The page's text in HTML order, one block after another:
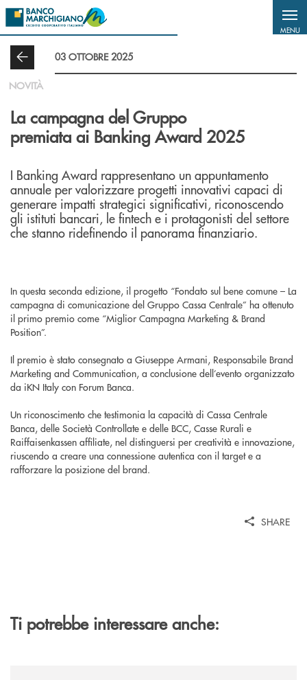
Salta al contenuto principale
MENU
03 OTTOBRE 2025
NOVITÀ
La campagna del Gruppo
premiata ai Banking Award 2025
I Banking Award rappresentano un appuntamento
annuale per valorizzare progetti innovativi capaci di
generare impatti strategici significativi, riconoscendo
gli istituti bancari, le fintech e i protagonisti del settore
che stanno ridefinendo il panorama finanziario.
In questa seconda edizione, il progetto “Fondato sul bene comune – La
campagna di comunicazione del Gruppo Cassa Centrale” ha ottenuto
il primo premio come “Miglior Campagna Marketing & Brand
Position”.
Il premio è stato consegnato a Giuseppe Armani, Responsabile Brand
Marketing and Communication, a conclusione dell’evento organizzato
da iKN Italy con Forum Banca.
Un riconoscimento che testimonia la capacità di Cassa Centrale
Banca, delle Società Controllate e delle BCC, Casse Rurali e
Raiffaisenkassen affiliate, nel distinguersi per creatività e innovazione,
riuscendo a creare una connessione autentica con il target e a
rafforzare la posizione del brand.
SHARE
Ti potrebbe interessare anche: